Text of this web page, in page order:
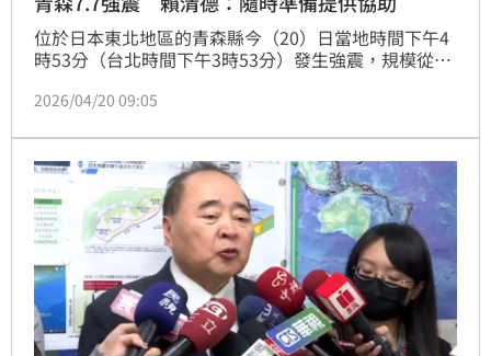
位於日本東北地區的青森縣今（20）日當地時間下午4
時53分（台北時間下午3時53分）發生強震，規模從先
也針對東北與北海道太平洋沿岸發布海嘯警報，呼籲民
聲至上慰問，並表示「台灣與日本人民同在」。
2026/04/20 09:05